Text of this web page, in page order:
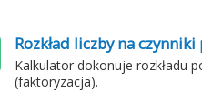
Rozkład liczby na
Kalkulator dokonuje rozkładu
(faktoryzacja).